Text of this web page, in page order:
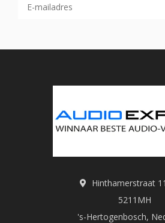
Hinthamerstraat
5211MH
's-Hertogenbosch,